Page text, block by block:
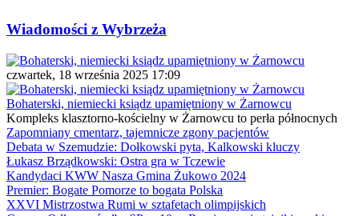
Wiadomości z Wybrzeża
czwartek, 18 września 2025 17:09
Bohaterski, niemiecki ksiądz upamiętniony w Żarnowcu
Kompleks klasztorno-kościelny w Żarnowcu to perła północnych
Zapomniany cmentarz, tajemnicze zgony pacjentów
Debata w Szemudzie: Dołkowski pyta, Kalkowski kluczy
Łukasz Brządkowski: Ostra gra w Tczewie
Kandydaci KWW Nasza Gmina Żukowo 2024
Premier: Bogate Pomorze to bogata Polska
XXVI Mistrzostwa Rumi w sztafetach olimpijskich